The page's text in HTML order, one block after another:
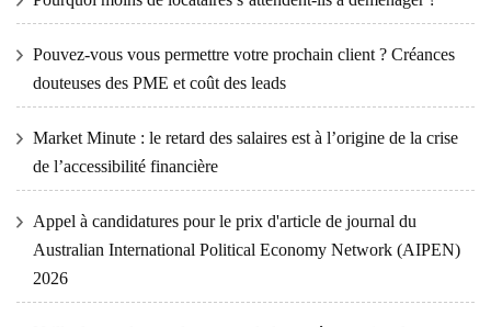
Pouvez-vous vous permettre votre prochain client ? Créances
douteuses des PME et coût des leads
Market Minute : le retard des salaires est à l’origine de la crise
de l’accessibilité financière
Appel à candidatures pour le prix d'article de journal du
Australian International Political Economy Network (AIPEN)
2026